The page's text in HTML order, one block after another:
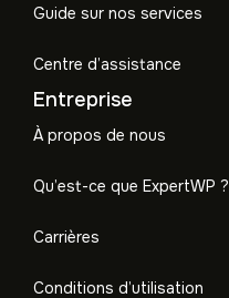
Guide sur nos services
Centre d’assistance
Entreprise
À propos de nous
Qu’est-ce que ExpertWP ?
Carrières
Conditions d’utilisation